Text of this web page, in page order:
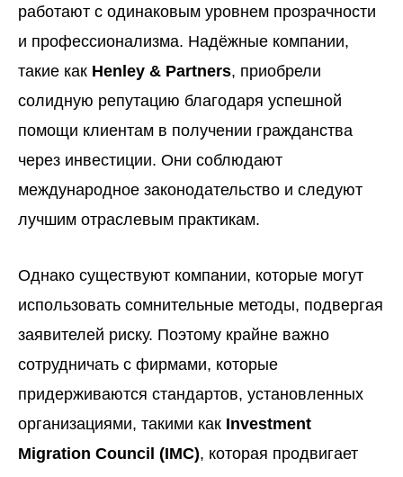
работают с одинаковым уровнем прозрачности
и профессионализма. Надёжные компании,
такие как Henley & Partners, приобрели
солидную репутацию благодаря успешной
помощи клиентам в получении гражданства
через инвестиции. Они соблюдают
международное законодательство и следуют
лучшим отраслевым практикам.
Однако существуют компании, которые могут
использовать сомнительные методы, подвергая
заявителей риску. Поэтому крайне важно
сотрудничать с фирмами, которые
придерживаются стандартов, установленных
организациями, такими как Investment
Migration Council (IMC), которая продвигает